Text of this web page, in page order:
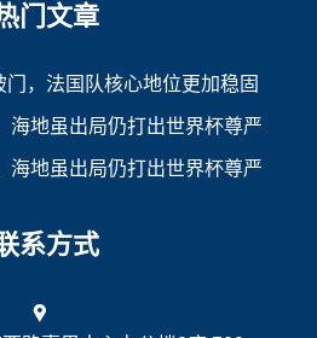
门文章
，法国队核心地位更加稳固
海地虽出局仍打出世界杯尊严
海地虽出局仍打出世界杯尊严
系方式